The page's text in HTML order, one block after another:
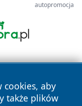
autopromocja
cookies, aby
także plików